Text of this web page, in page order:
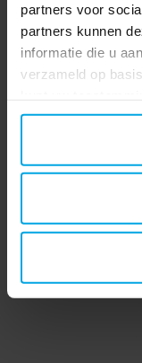
partners voor
partners kunnen
informatie die u
verzameld op